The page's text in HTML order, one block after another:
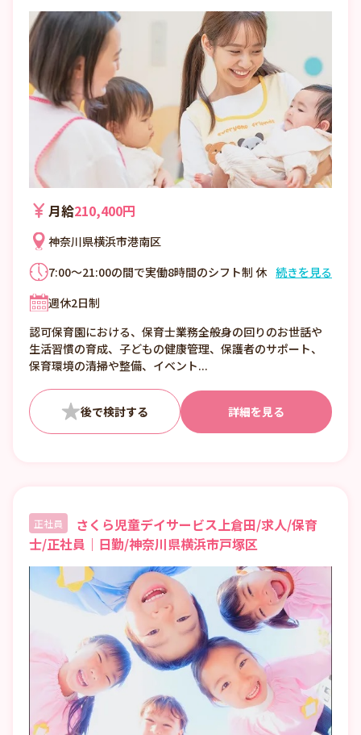
月給210,400円
神奈川県横浜市港南区
7:00～21:00の間で実働8時間のシフト制 休
間/月）
続きを見る
週休2日制
認可保育園における、保育士業務全般身の回りのお世話や
生活習慣の育成、子どもの健康管理、保護者のサポート、
保育環境の清掃や整備、イベント...
詳細を見る
正社員
さくら児童デイサービス上倉田/求人/保育
士/正社員｜日勤/神奈川県横浜市戸塚区